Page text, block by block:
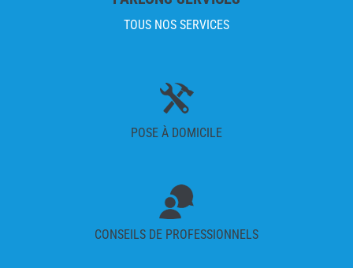
TOUS NOS SERVICES
POSE À DOMICILE
CONSEILS DE PROFESSIONNELS